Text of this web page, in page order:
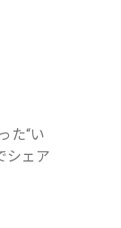
た“い
シェア